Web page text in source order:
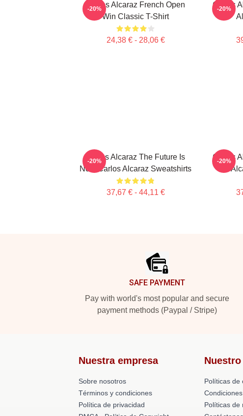
Carlos Alcaraz French Open
Win Classic T-Shirt
24,38 € - 28,06 €
-20%
Carlos
-20%
Carlos Alcaraz The Future Is
Now Carlos Alcaraz Sweatshirts
37,67 € - 44,11 €
-20%
Carlos
-20%
SAFE PAYMENT
Pay with world's most popular and secure
payment methods (Paypal / Stripe)
Nuestra empresa
Sobre nosotros
Términos y condiciones
Política de privacidad
Políticas de
Políticas de